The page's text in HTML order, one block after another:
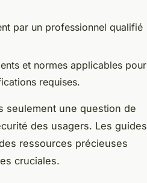
par un professionnel qualifié
et normes applicables pour
requises.
seulement une question de
des usagers. Les guides
ressources précieuses
cruciales.